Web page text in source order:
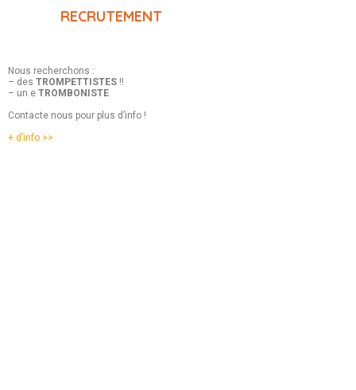
RECRUTEMENT
Nous recherchons :
– des TROMPETTISTES !!
– un.e TROMBONISTE
Contacte nous pour plus d’info !
+ d’info >>